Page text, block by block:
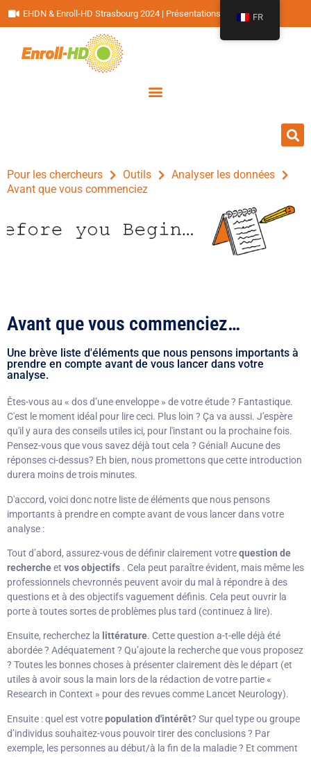
EHDN & Enroll-HD Strasbourg 2024 | Présentations
Pour les chercheurs Outils
Analyser les données
Avant que vous commenciez
Avant que vous commenciez…
Une brève liste d'éléments que nous pensons importants à
prendre en compte avant de vous lancer dans votre
analyse.
Êtes-vous au « dos d’une enveloppe » de votre étude ? Fantastique.
C'est le moment idéal pour lire ceci. Plus loin ? Ça va aussi. J'espère
qu'il y aura des conseils utiles ici, pour l'instant ou la prochaine fois.
Pensez-vous que vous savez déjà tout cela ? Génial! Aucune des
réponses ci-dessus? Eh bien, nous promettons que cette introduction
durera moins de trois minutes.
D'accord, voici donc notre liste de éléments que nous pensons
importants à prendre en compte avant de vous lancer dans votre
analyse :
Tout d’abord, assurez-vous de définir clairement votrequestion de
rechercheet vos objectifs . Cela peut paraître évident, mais même les
professionnels chevronnés peuvent avoir du mal à répondre à des
questions et à des objectifs vaguement définis. Cela peut ouvrir la
porte à toutes sortes de problèmes plus tard (continuez à lire).
Ensuite, recherchez la littérature. Cette question a-t-elle déjà été
abordée ? Adéquatement ? Qu’ajoute la recherche que vous proposez
? Toutes les bonnes choses à présenter clairement dès le départ (et
utiles à avoir sous la main lors de la rédaction de votre partie «
Research in Context » pour des revues comme Lancet Neurology).
Ensuite : quel est votrepopulation d'intérêt? Sur quel type ou groupe
d’individus souhaitez-vous pouvoir tirer des conclusions ? Par
exemple, les personnes au début/à la fin de la maladie ? Et comment
FR